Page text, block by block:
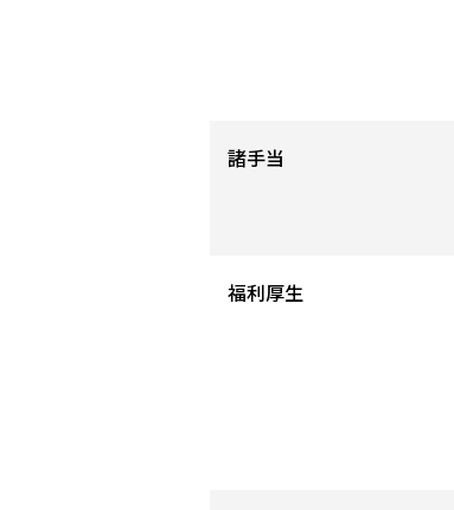
諸手当
福利厚生